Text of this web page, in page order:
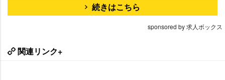
続きはこちら
sponsored by 求人ボックス
関連リンク+